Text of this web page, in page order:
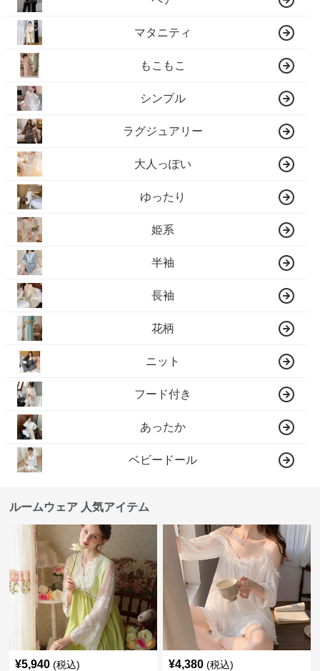
マタニティ
もこもこ
シンプル
ラグジュアリー
大人っぽい
ゆったり
姫系
半袖
長袖
花柄
ニット
フード付き
あったか
ベビードール
ルームウェア 人気アイテム
¥5,940 (税込) ¥4,380 (税込)